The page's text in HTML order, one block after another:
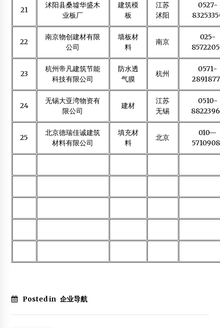
21
沭阳县桑墟华盛木
业板厂
建筑模
板
江苏
沭阳
0527-
22
南京物创建材有限
公司
墙板材
料
南京
025-
23
杭州帝凡建筑节能
科技有限公司
防水透
气膜
杭州
0571-
24
无锡大亚湾物资有
限公司
建材
江苏
无锡
0510-
25
北京德瑞佳诚建筑
材料有限公司
填充材
料
北京
010—
Posted in 企业导航